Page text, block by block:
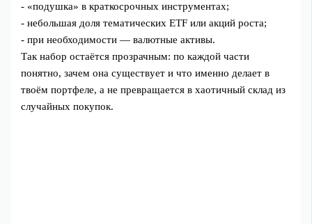
- «подушка» в краткосрочных инструментах;
- небольшая доля тематических ETF или акций роста;
- при необходимости — валютные активы.
Так набор остаётся прозрачным: по каждой части
понятно, зачем она существует и что именно делает в
твоём портфеле, а не превращается в хаотичный склад из
случайных покупок.